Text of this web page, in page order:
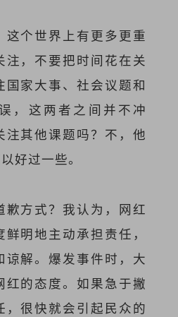
这个世界上有更多更重
注，不要把时间花在关
国家大事、社会议题和
，这两者之间并不冲
注其他课题吗？不，他
好过一些。
歉方式？我认为，网红
明地主动承担责任，
谅解。爆发事件时，大
红的态度。如果急于撇
，很快就会引起民众的